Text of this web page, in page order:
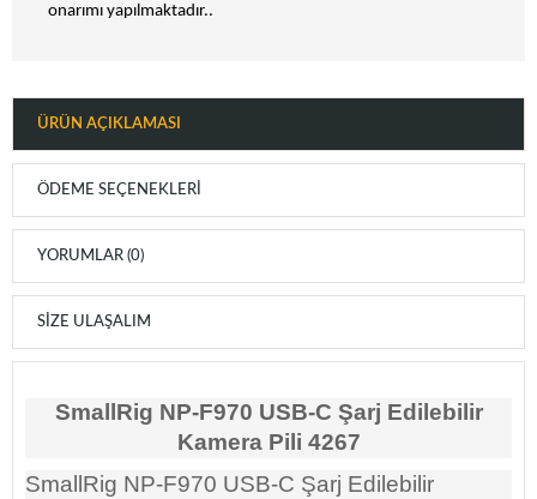
onarımı yapılmaktadır..
ÜRÜN AÇIKLAMASI
ÖDEME SEÇENEKLERI
YORUMLAR (0)
SIZE ULAŞALIM
SmallRig NP-F970 USB-C Şarj Edilebilir
Kamera Pili 4267
SmallRig NP-F970 USB-C Şarj Edilebilir